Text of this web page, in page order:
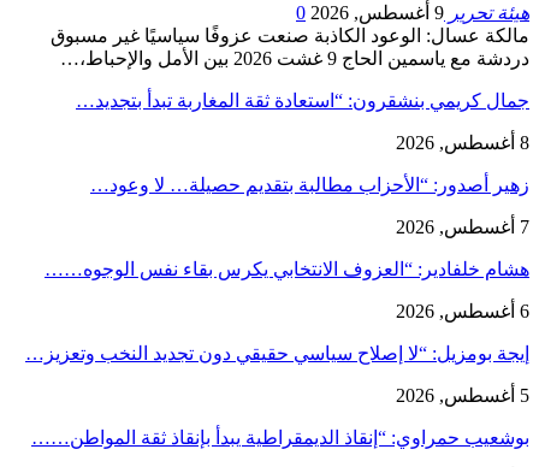
هيئة تحرير 9 أغسطس, 2026
0
مالكة عسال: الوعود الكاذبة صنعت عزوفًا سياسيًا غير مسبوق
دردشة مع ياسمين الحاج 9 غشت 2026 بين الأمل والإحباط،…
جمال كريمي بنشقرون: “استعادة ثقة المغاربة تبدأ بتجديد…
8 أغسطس, 2026
زهير أصدور: “الأحزاب مطالبة بتقديم حصيلة… لا وعود…
7 أغسطس, 2026
هشام خلفادير: “العزوف الانتخابي يكرس بقاء نفس الوجوه……
6 أغسطس, 2026
إيجة بومزيل: “لا إصلاح سياسي حقيقي دون تجديد النخب وتعزيز…
5 أغسطس, 2026
بوشعيب حمراوي: “إنقاذ الديمقراطية يبدأ بإنقاذ ثقة المواطن……